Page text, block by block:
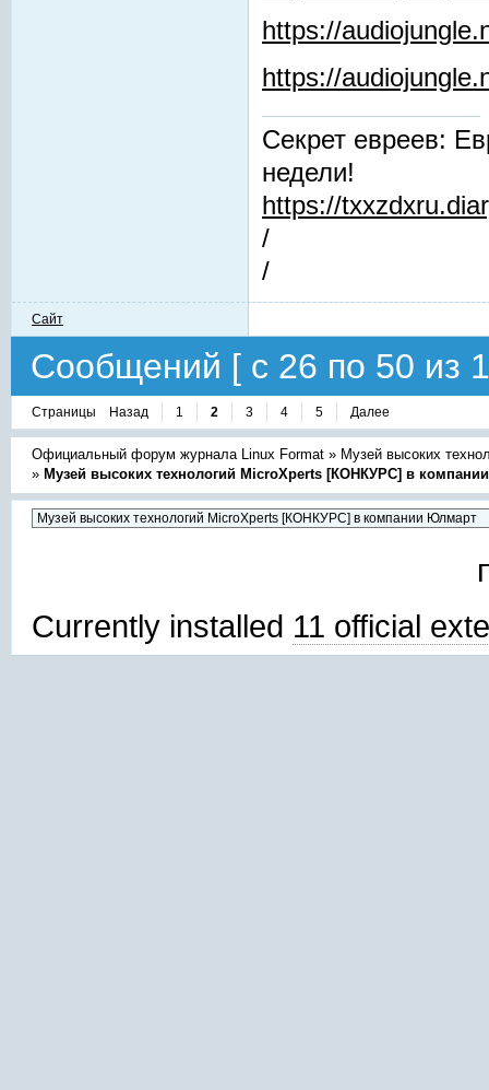
https://
https://
Секрет евреев:
недели!
https://
/
/
Сайт
Сообщений [ с 26 по 50 из
Страницы Назад 1 2 3 4 5 Далее
Официальный форум журнала Linux Format » Музей высоких
» Музей высоких технологий MicroXperts [КОНКУРС] в
Currently installed 11 official